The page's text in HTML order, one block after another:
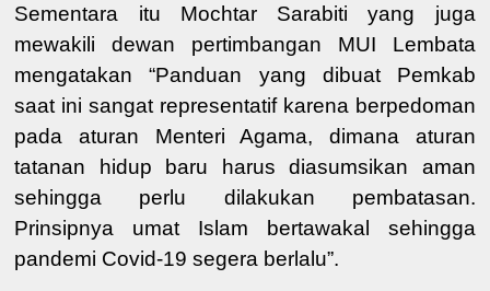
Sementara itu Mochtar Sarabitiyang juga
mewakili dewan pertimbangan MUI Lembata
mengatakan “Panduan yang dibuat Pemkab
saat ini sangat representatif karena berpedoman
pada aturan Menteri Agama, dimana aturan
tatanan hidup baru harus diasumsikan aman
sehingga perlu dilakukan pembatasan.
Prinsipnya umat Islam bertawakal sehingga
pandemi Covid-19 segera berlalu”.